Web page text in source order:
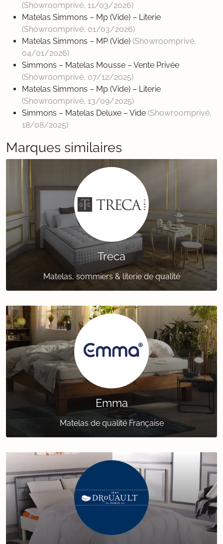
(Showroomprivé, 11/03/2026)
Matelas Simmons – Mp (Vide) – Literie
(Showroomprivé, 01/03/2026)
Matelas Simmons – MP (Vide) (Showroomprivé,
04/01/2026)
Simmons – Matelas Mousse – Vente Privée
(Showroomprivé, 07/12/2025)
Matelas Simmons – Mp (Vide) – Literie
(Showroomprivé, 13/09/2025)
Simmons – Matelas Deluxe – Vide (Showroomprivé,
18/08/2025)
Marques similaires
Treca
Matelas, sommiers & literie de qualité
Emma
Matelas de qualité Française